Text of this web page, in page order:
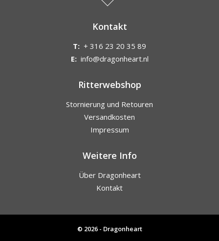
Kontakt
T: + 316 23 20 35 89
E: info@dragonheart.nl
Ritterwebshop
Stornierung und Retouren
Versandkosten
Impressum
Weitere Info
Über Dragonheart
Kontakt
© 2026 - Dragonheart